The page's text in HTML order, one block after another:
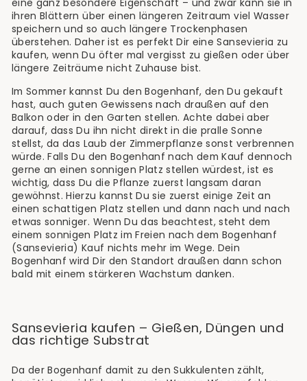
eine ganz besondere Eigenschaft – und zwar kann sie in
ihren Blättern über einen längeren Zeitraum viel Wasser
speichern und so auch längere Trockenphasen
überstehen. Daher ist es perfekt Dir eine Sansevieria zu
kaufen, wenn Du öfter mal vergisst zu gießen oder über
längere Zeiträume nicht Zuhause bist.
Im Sommer kannst Du den Bogenhanf, den Du gekauft
hast, auch guten Gewissens nach draußen auf den
Balkon oder in den Garten stellen. Achte dabei aber
darauf, dass Du ihn nicht direkt in die pralle Sonne
stellst, da das Laub der Zimmerpflanze sonst verbrennen
würde. Falls Du den Bogenhanf nach dem Kauf dennoch
gerne an einen sonnigen Platz stellen würdest, ist es
wichtig, dass Du die Pflanze zuerst langsam daran
gewöhnst. Hierzu kannst Du sie zuerst einige Zeit an
einen schattigen Platz stellen und dann nach und nach
etwas sonniger. Wenn Du das beachtest, steht dem
einem sonnigen Platz im Freien nach dem Bogenhanf
(Sansevieria) Kauf nichts mehr im Wege. Dein
Bogenhanf wird Dir den Standort draußen dann schon
bald mit einem stärkeren Wachstum danken.
Sansevieria kaufen – Gießen, Düngen und
das richtige Substrat
Da der Bogenhanf damit zu den Sukkulenten zählt,